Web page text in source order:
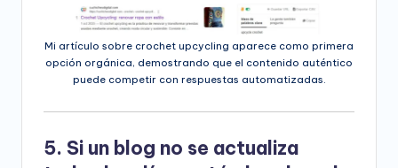
Mi artículo sobre crochet upcycling aparece como primera
opción orgánica, demostrando que el contenido auténtico
puede competir con respuestas automatizadas.
5. Si un blog no se actualiza